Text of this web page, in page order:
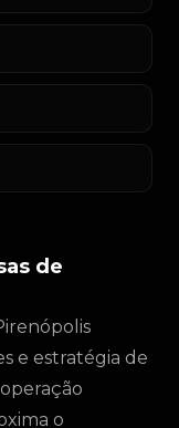
de
e estratégia de
o